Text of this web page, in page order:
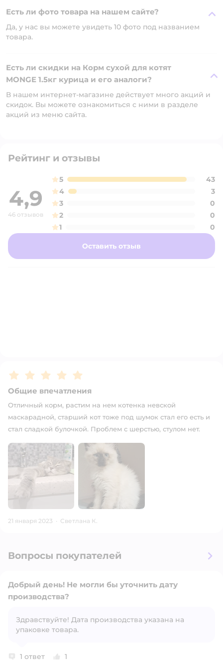
Есть ли фото товара на нашем сайте?
Да, у нас вы можете увидеть 10 фото под названием
товара.
Есть ли скидки на Корм сухой для котят
MONGE 1.5кг курица и его аналоги?
В нашем интернет-магазине действует много акций и
скидок. Вы можете ознакомиться с ними в разделе
акций из меню сайта.
Рейтинг и отзывы
4,9
46 отзывов
5
43
4
3
3
0
2
0
1
0
Оставить отзыв
Рейтинг:5
Общие впечатления
Отличный корм, растим на нем котенка невской
маскарадной, старший кот тоже под шумок стал его есть и
стал сладкой булочкой. Проблем с шерстью, стулом нет.
21 января 2023 · Светлана К.
Вопросы покупателей
Открыть вопрос
Добрый день! Не могли бы уточнить дату
производства?
Здравствуйте! Дата производства указана на
упаковке товара.
1 ответ 1